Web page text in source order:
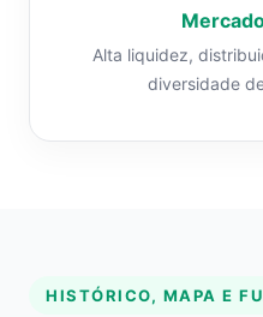
Alta liquidez,
diversidade
HISTÓRICO, MAPA E